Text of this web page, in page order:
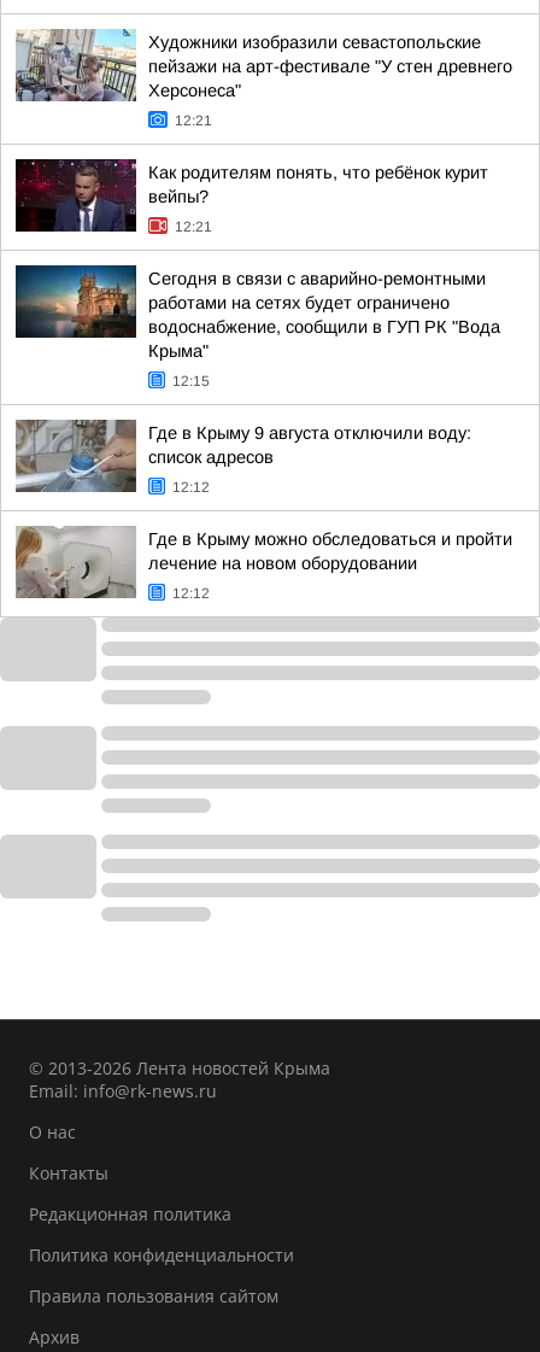
Художники изобразили севастопольские
пейзажи на арт-фестивале "У стен древнего
Херсонеса"
12:21
Как родителям понять, что ребёнок курит
вейпы?
12:21
Сегодня в связи с аварийно-ремонтными
работами на сетях будет ограничено
водоснабжение, сообщили в ГУП РК "Вода
Крыма"
12:15
Где в Крыму 9 августа отключили воду:
список адресов
12:12
Где в Крыму можно обследоваться и пройти
лечение на новом оборудовании
12:12
© 2013-2026 Лента новостей Крыма
Email: info@rk-news.ru
О нас
Контакты
Редакционная политика
Политика конфиденциальности
Правила пользования сайтом
Архив